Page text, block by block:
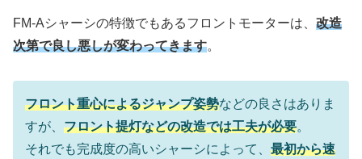
FM-Aシャーシの特徴でもあるフロントモーターは、 改造
次第で良し悪しが変わってきます。
フロント重心によるジャンプ姿勢などの良さはありま
すが、 フロント提灯などの改造では工夫が必要。
それでも完成度の高いシャーシによって、 最初から速